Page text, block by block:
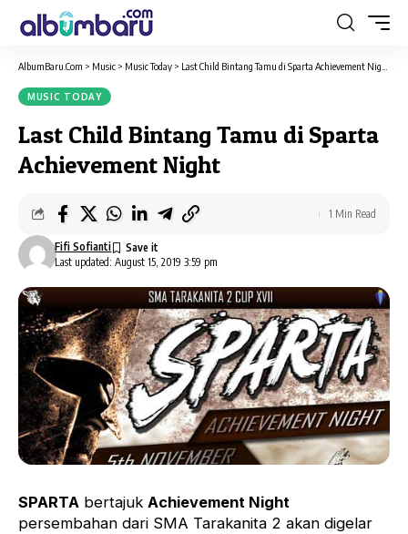
AlbumBaru.Com > Music > Music Today > Last Child Bintang Tamu di Sparta Achievement Night
MUSIC TODAY
Last Child Bintang Tamu di Sparta
Achievement Night
Last updated: August 15, 2019 3:59 pm
Fifi Sofianti
1 Min Read
SPARTA bertajuk Achievement Night
persembahan dari SMA Tarakanita 2 akan digelar